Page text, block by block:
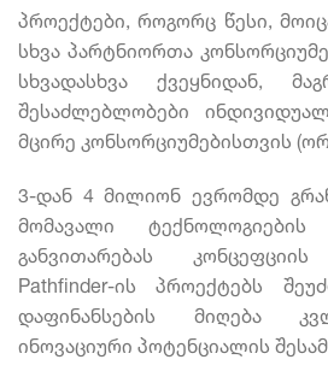
პროექტები, როგორც წესი,
სხვა პარტნიორთა
სხვადასხვა ქვეყნიდან,
შესაძლებლობები
მცირე კონსორციუმებისთვის
3-დან 4 მილიონ ევრომდე
მომავალი
განვითარებას
Pathfinder-ის პროექტებს
დაფინანსების მიღება
ინოვაციური პოტენციალის